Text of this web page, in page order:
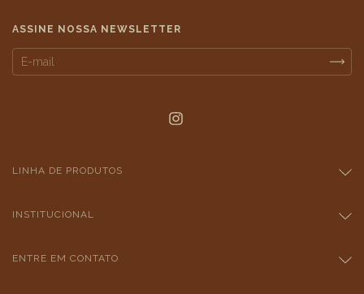
ASSINE NOSSA NEWSLETTER
LINHA DE PRODUTOS
INSTITUCIONAL
ENTRE EM CONTATO